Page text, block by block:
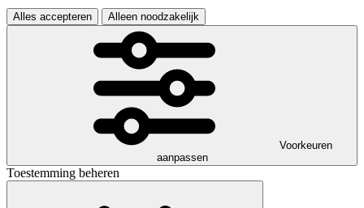
Alles accepteren Alleen noodzakelijk
Voorkeuren
aanpassen
Toestemming beheren